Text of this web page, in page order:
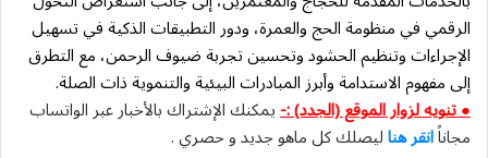
الرقمي في منظومة الحج والعمرة، ودور التطبيقات الذكية في تسهيل
الإجراءات وتنظيم الحشود وتحسين تجربة ضيوف الرحمن، مع التطرق
إلى مفهوم الاستدامة وأبرز المبادرات البيئية والتنموية ذات الصلة.
● تنويه لزوار الموقع (الجدد) :-يمكنك الإشتراك بالأخبار عبر الواتساب
مجاناًانقر هناليصلك كل ماهو جديد و حصري .